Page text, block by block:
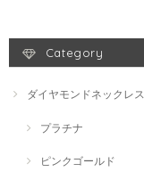
Category
ダイヤモンドネックレス
プラチナ
ピンクゴールド